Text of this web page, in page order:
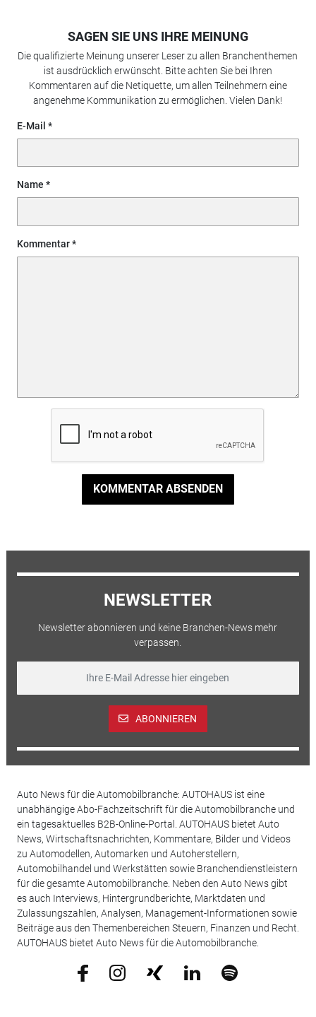
SAGEN SIE UNS IHRE MEINUNG
Die qualifizierte Meinung unserer Leser zu allen Branchenthemen
ist ausdrücklich erwünscht. Bitte achten Sie bei Ihren
Kommentaren auf die Netiquette, um allen Teilnehmern eine
angenehme Kommunikation zu ermöglichen. Vielen Dank!
E-Mail
Name
Kommentar
KOMMENTAR ABSENDEN
NEWSLETTER
Newsletter abonnieren und keine Branchen-News mehr
verpassen.
ABONNIEREN
Auto News für die Automobilbranche: AUTOHAUS ist eine
unabhängige Abo-Fachzeitschrift für die Automobilbranche und
ein tagesaktuelles B2B-Online-Portal. AUTOHAUS bietet Auto
News, Wirtschaftsnachrichten, Kommentare, Bilder und Videos
zu Automodellen, Automarken und Autoherstellern,
Automobilhandel und Werkstätten sowie Branchendienstleistern
für die gesamte Automobilbranche. Neben den Auto News gibt
es auch Interviews, Hintergrundberichte, Marktdaten und
Zulassungszahlen, Analysen, Management-Informationen sowie
Beiträge aus den Themenbereichen Steuern, Finanzen und Recht.
AUTOHAUS bietet Auto News für die Automobilbranche.